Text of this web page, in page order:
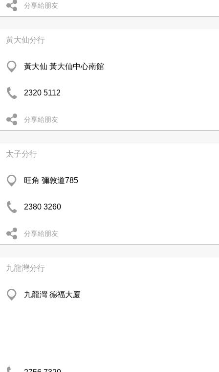
分享給朋友
黃大仙分行
黃大仙 黃大仙中心南館
2320 5112
分享給朋友
太子分行
旺角 彌敦道785
2380 3260
分享給朋友
九龍灣分行
九龍灣 德福大廈